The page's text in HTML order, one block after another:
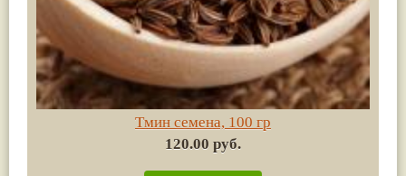
Тмин семена, 100 гр
120.00 руб.